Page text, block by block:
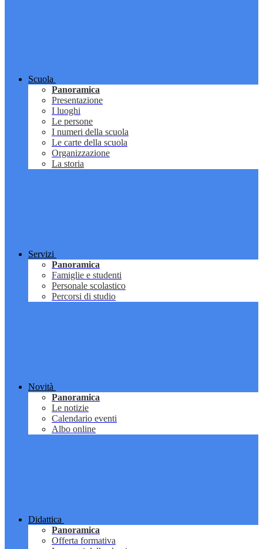
Scuola
Panoramica
Presentazione
I luoghi
Le persone
I numeri della scuola
Le carte della scuola
Organizzazione
La storia
Servizi
Panoramica
Famiglie e studenti
Personale scolastico
Percorsi di studio
Novità
Panoramica
Le notizie
Calendario eventi
Albo online
Didattica
Panoramica
Offerta formativa